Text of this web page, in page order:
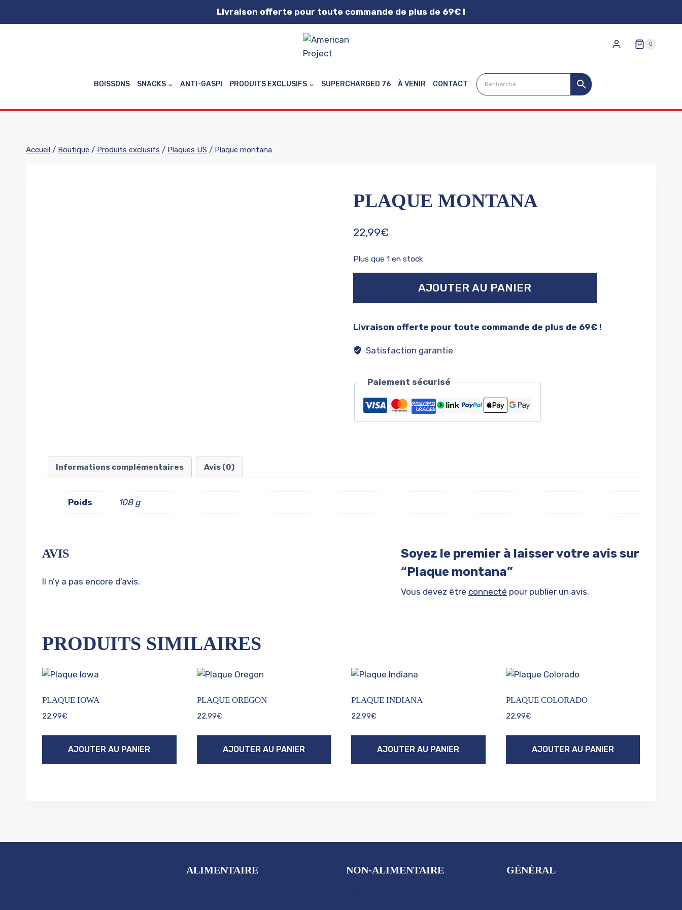
Livraison offerte pour toute commande de plus de 69€ !
0
BOISSONS SNACKS ANTI-GASPI PRODUITS EXCLUSIFS SUPERCHARGED 76 À VENIR CONTACT
Accueil / Boutique / Produits exclusifs / Plaques US / Plaque montana
PLAQUE MONTANA
22,99€
Plus que 1 en stock
Plaque
AJOUTER AU PANIER
Livraison offerte pour toute commande de plus de 69€ !
Satisfaction garantie
Paiement sécurisé
Informations complémentaires Avis (0)
Poids 108 g
AVIS
Il n’y a pas encore d’avis.
Soyez le premier à laisser votre avis sur
“Plaque montana”
Vous devez être connecté pour publier un avis.
PRODUITS SIMILAIRES
PLAQUE IOWA
22,99€
AJOUTER AU PANIER
PLAQUE OREGON
22,99€
AJOUTER AU PANIER
PLAQUE INDIANA
22,99€
AJOUTER AU PANIER
PLAQUE COLORADO
22,99€
AJOUTER AU PANIER
ALIMENTAIRE NON-ALIMENTAIRE GÉNÉRAL